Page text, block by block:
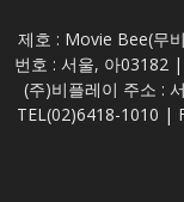
제호 : Movie Bee(무
번호 : 서울, 아03182
(주)비플레이 주소 :
TEL(02)6418-1010 |